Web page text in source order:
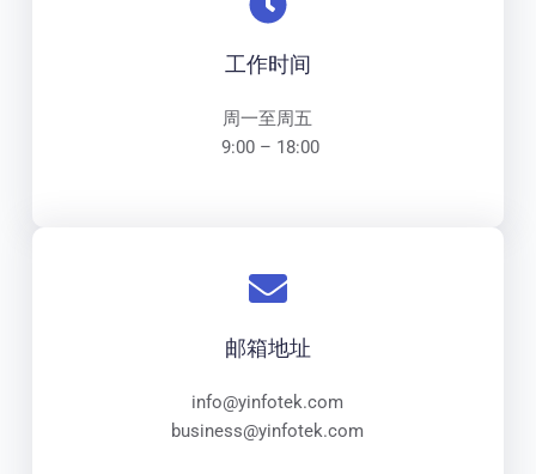
工作时间
周一至周五
9:00 – 18:00
邮箱地址
info@yinfotek.com
business@yinfotek.com